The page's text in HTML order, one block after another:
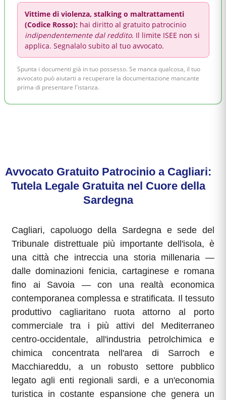
Vittime di violenza, stalking o maltrattamenti
(Codice Rosso): hai diritto al gratuito patrocinio
indipendentemente dal reddito. Il limite ISEE non si
applica. Segnalalo subito al tuo avvocato.
Spunta i documenti già in tuo possesso. Se manca qualcosa, il tuo
avvocato può aiutarti a recuperare la documentazione mancante
prima di presentare l'istanza.
Avvocato Gratuito Patrocinio a Cagliari:
Tutela Legale Gratuita nel Cuore della
Sardegna
Cagliari, capoluogo della Sardegna e sede del
Tribunale distrettuale più importante dell'isola, è
una città che intreccia una storia millenaria —
dalle dominazioni fenicia, cartaginese e romana
fino ai Savoia — con una realtà economica
contemporanea complessa e stratificata. Il tessuto
produttivo cagliaritano ruota attorno al porto
commerciale tra i più attivi del Mediterraneo
centro-occidentale, all'industria petrolchimica e
chimica concentrata nell'area di Sarroch e
Macchiareddu, a un robusto settore pubblico
legato agli enti regionali sardi, e a un'economia
turistica in costante espansione che genera un